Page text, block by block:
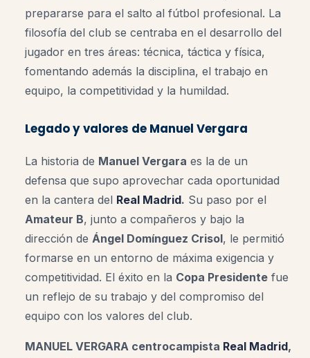
prepararse para el salto al fútbol profesional. La
filosofía del club se centraba en el desarrollo del
jugador en tres áreas: técnica, táctica y física,
fomentando además la disciplina, el trabajo en
equipo, la competitividad y la humildad.
Legado y valores de Manuel Vergara
La historia de Manuel Vergara es la de un
defensa que supo aprovechar cada oportunidad
en la cantera del Real Madrid. Su paso por el
Amateur B, junto a compañeros y bajo la
dirección de Ángel Domínguez Crisol, le permitió
formarse en un entorno de máxima exigencia y
competitividad. El éxito en la Copa Presidente fue
un reflejo de su trabajo y del compromiso del
equipo con los valores del club.
MANUEL VERGARA centrocampista Real Madrid,